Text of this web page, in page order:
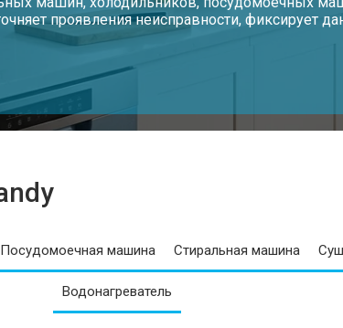
проявления неисправности, фиксирует
Посудомоечная машина Стиральная машина
Водонагреватель